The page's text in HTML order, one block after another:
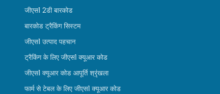
जीएस1 2डी बारकोड
बारकोड ट्रैकिंग सिस्टम
जीएस1 उत्पाद पहचान
ट्रैकिंग के लिए जीएस1 क्यूआर कोड
जीएस1 क्यूआर कोड आपूर्ति श्रृंखला
फार्म से टेबल के लिए जीएस1 क्यूआर कोड